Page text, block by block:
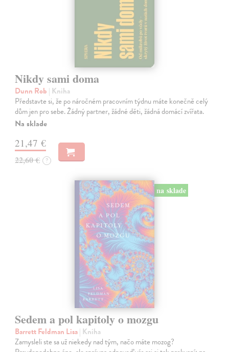
Nikdy sami doma
Dunn Rob | Kniha
Představte si, že po náročném pracovním týdnu máte konečně celý
dům jen pro sebe. Žádný partner, žádné děti, žádná domácí zvířata.
Na sklade
21,47 €
22,60 € ?
na sklade
Sedem a pol kapitoly o mozgu
Barrett Feldman Lisa| Kniha
Zamysleli ste sa už niekedy nad tým, načo máte mozog?